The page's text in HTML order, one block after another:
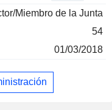
Miembro de la Junta
54
01/03/2018